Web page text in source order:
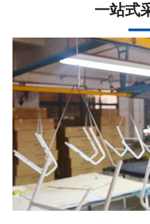
一站式